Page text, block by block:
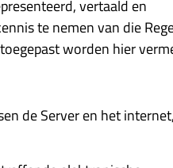
vertaald en
te nemen van die
worden hier
de Server en het